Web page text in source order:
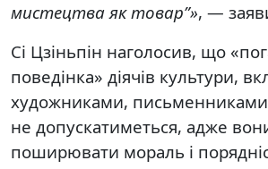
мистецтва як товар”», —
Сі Цзіньпін наголосив, що
поведінка» діячів культури,
художниками,
не допускатиметься, адже
поширювати мораль і